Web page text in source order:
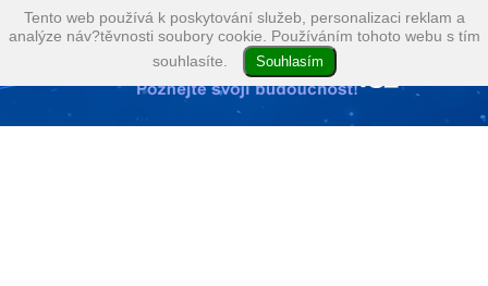
Tento web používá k poskytování služeb, personalizaci reklam a
analýze náv?těvnosti soubory cookie. Používáním tohoto webu s tím
souhlasíte.